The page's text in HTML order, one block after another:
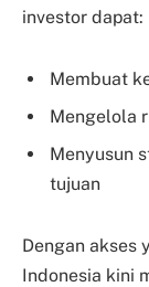
investor dapat:
Membuat
Mengelola
Menyusun
tujuan
Dengan akses
Indonesia kini